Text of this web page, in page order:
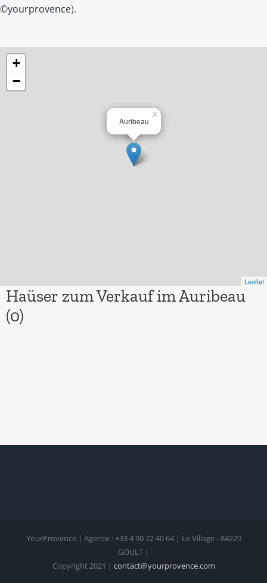
©yourprovence).
Auribeau
×
+
−
Leaflet
Haüser zum Verkauf im Auribeau
(0)
YourProvence | Agence : +33 4 90 72 40 64 | Le Village - 84220
GOULT |
Copyright 2021 | contact@yourprovence.com